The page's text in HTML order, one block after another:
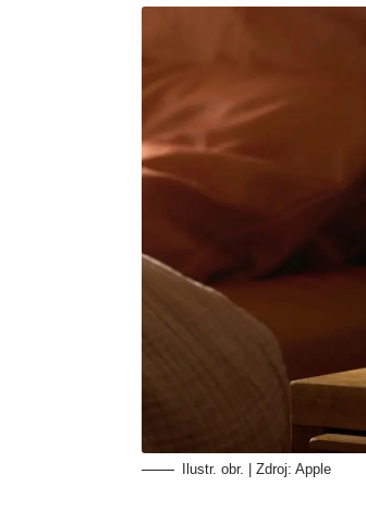
Ilustr. obr. | Zdroj: Apple